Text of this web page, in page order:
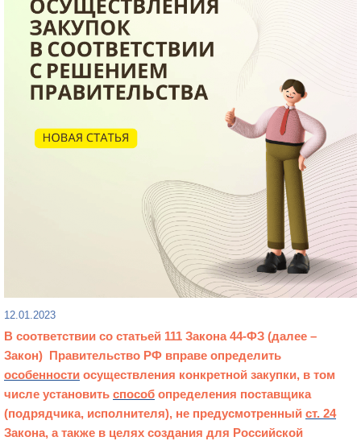
12.01.2023
В соответствии со статьей 111 Закона44-ФЗ (далее –
Закон) Правительство РФ вправе определить
особенности осуществления конкретной закупки, в том
числе установить способ определения поставщика
(подрядчика, исполнителя), не предусмотренный ст. 24
Закона, а также в целях создания для Российской